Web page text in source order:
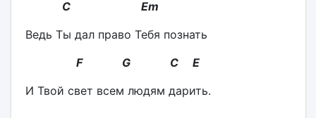
C Em
Ведь Ты дал право Тебя познать
F G C E
И Твой свет всем людям дарить.